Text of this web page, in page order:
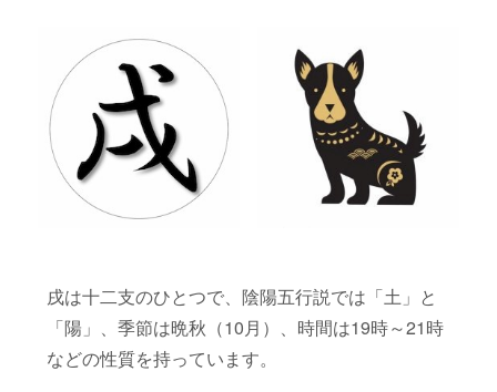
戌は十二支のひとつで、陰陽五行説では「土」と
「陽」、季節は晩秋（10月）、時間は19時～21時
などの性質を持っています。